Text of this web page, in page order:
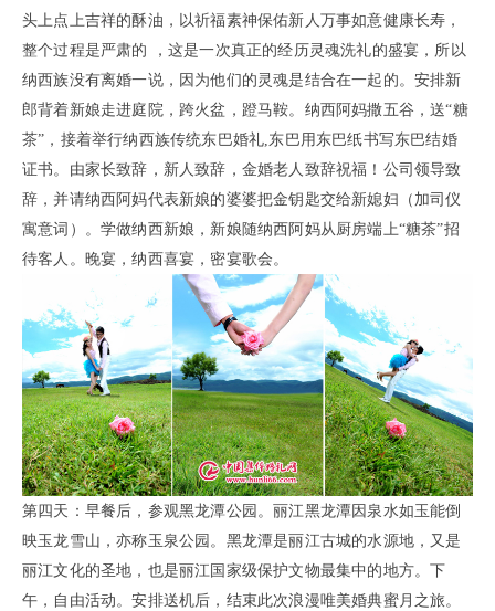
头上点上吉祥的酥油 ，以祈福素神保佑新人 万事如意健康长寿，
整个过程是严肃的 ，这是一次真正的经历灵魂洗礼的盛宴，所以
纳西族没有离婚一说，因 为他们的灵魂是结合在一起的。安排新
郎背着新娘走进庭院，跨火盆，蹬马鞍。纳西阿妈撒五谷，送“糖
茶”，接着举行纳西族传统东巴婚礼 ,东巴用东巴纸书写东巴结婚
证书。 由家长致辞，新人致辞，金婚老人致辞祝福！公司领导致
辞，并请纳西阿妈代表新娘的婆婆把金钥匙交给新媳妇 （加司仪
寓意词）。 学做纳西新娘，新娘随纳西阿妈从厨房端上“糖茶”招
待客人。 晚宴，纳西喜宴，密宴歌会。
第四天：早餐后，参观黑龙潭公园。丽江黑龙潭因泉水如玉能倒
映玉龙雪山，亦称玉泉公园。黑龙潭是丽江古城的水源地， 又是
丽江文化的圣地，也是丽江国家级保护文物最集中的地方。下
午，自由活动。安排送机后，结束此次浪漫唯美婚典蜜月之旅。